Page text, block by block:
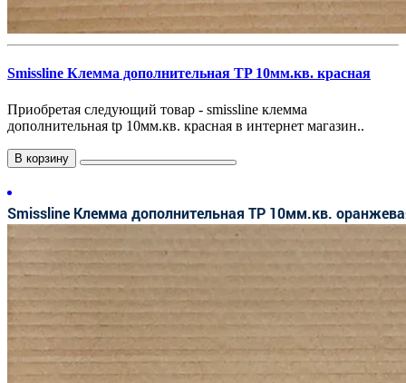
Smissline Клемма дополнительная TP 10мм.кв. красная
Приобретая следующий товар - smissline клемма
дополнительная tp 10мм.кв. красная в интернет магазин..
В корзину